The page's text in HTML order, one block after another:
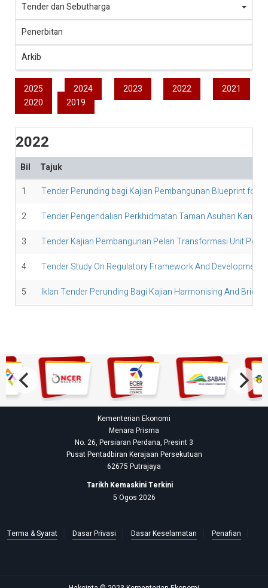
Tender dan Sebutharga
Penerbitan
Arkib
2025 2024 2023 2022
2021
2020
2019
2022
Bil
Tajuk
1
Tender Perunding bagi Kajian Pembangunan Blueprint for
2
Tender Pengendalian Perkhidmatan Taman Asuhan Kanak-
3
Tender Kajian Pembangunan Pelan Transformasi Unit
4
Tender Study On Regulatory Framework And Development
5
Iklan Tender Perunding Bagi Kajian Harmonising And
Kementerian Ekonomi
Menara Prisma
No. 26, Persiaran Perdana, Presint 3
Pusat Pentadbiran Kerajaan Persekutuan
62675 Putrajaya
Tarikh Kemaskini Terkini
5 Ogos 2026
Terma & Syarat Dasar Privasi Dasar Keselamatan Penafian